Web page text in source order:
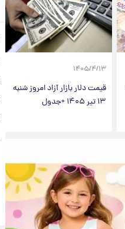
۱۴۰۵/۴/۱۳
قیمت دلار بازار آزاد امروز شنبه
۱۳ تیر ۱۴۰۵ +جدول